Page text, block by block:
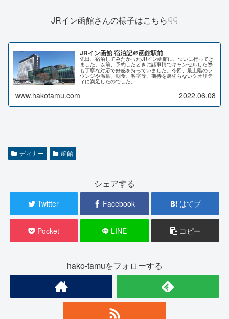
JRイン函館さんの様子はこちら☟☟
JRイン函館 宿泊記＠函館駅前
先日、宿泊してみたかったJRイン函館に、ついに行ってき
ました。以前、予約したときに諸事情でキャンセルした際
も丁寧な対応で好感を持っていました。今回、最上階のラ
ウンジや温泉、朝食、客室等、期待を裏切らないクオリテ
ィに満足したのでした。
www.hakotamu.com 2022.06.08
ディナー 函館
シェアする
Twitter Facebook はてブ
Pocket LINE コピー
hako-tamuをフォローする